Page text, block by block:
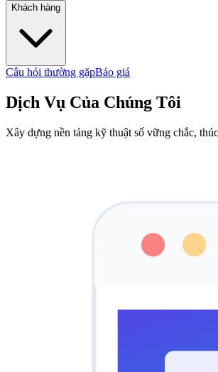
Khách hàng
Câu hỏi thường gặpBáo giá
Dịch Vụ Của Chúng Tôi
Xây dựng nền tảng kỹ thuật số vững chắc,